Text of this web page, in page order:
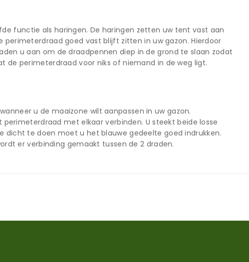
functie als haringen. De haringen zetten uw tent vast aan
goed vast blijft zitten in uw gazon. Hierdoor
u aan om de draadpennen diep in de grond te slaan zodat
de perimeterdraad voor niks of niemand in de weg ligt.
u de maaizone wilt aanpassen in uw gazon.
met elkaar verbinden. U steekt beide losse
dicht te doen moet u het blauwe gedeelte goed indrukken.
er verbinding gemaakt tussen de 2 draden.